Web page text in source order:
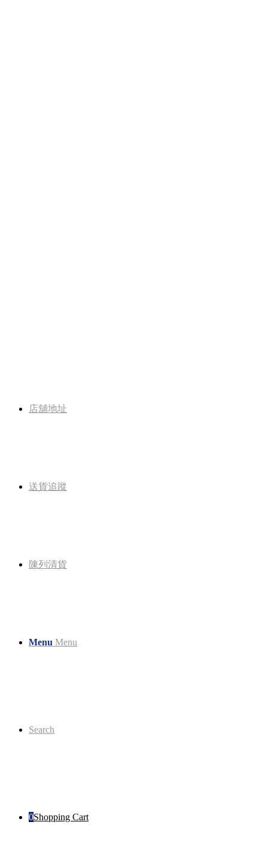
店舖地址
送貨追蹤
陳列清貨
Menu Menu
Search
0Shopping Cart